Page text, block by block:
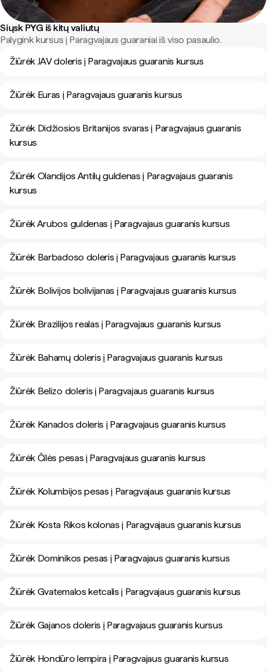
Siųsk PYG iš kitų valiutų
Palygink kursus į Paragvajaus guaraniai iš viso pasaulio.
Žiūrėk JAV doleris į Paragvajaus guaranis kursus
Žiūrėk Euras į Paragvajaus guaranis kursus
Žiūrėk Didžiosios Britanijos svaras į Paragvajaus guaranis
kursus
Žiūrėk Olandijos Antilų guldenas į Paragvajaus guaranis
kursus
Žiūrėk Arubos guldenas į Paragvajaus guaranis kursus
Žiūrėk Barbadoso doleris į Paragvajaus guaranis kursus
Žiūrėk Bolivijos bolivijanas į Paragvajaus guaranis kursus
Žiūrėk Brazilijos realas į Paragvajaus guaranis kursus
Žiūrėk Bahamų doleris į Paragvajaus guaranis kursus
Žiūrėk Belizo doleris į Paragvajaus guaranis kursus
Žiūrėk Kanados doleris į Paragvajaus guaranis kursus
Žiūrėk Čilės pesas į Paragvajaus guaranis kursus
Žiūrėk Kolumbijos pesas į Paragvajaus guaranis kursus
Žiūrėk Kosta Rikos kolonas į Paragvajaus guaranis kursus
Žiūrėk Dominikos pesas į Paragvajaus guaranis kursus
Žiūrėk Gvatemalos ketcalis į Paragvajaus guaranis kursus
Žiūrėk Gajanos doleris į Paragvajaus guaranis kursus
Žiūrėk Hondūro lempira į Paragvajaus guaranis kursus